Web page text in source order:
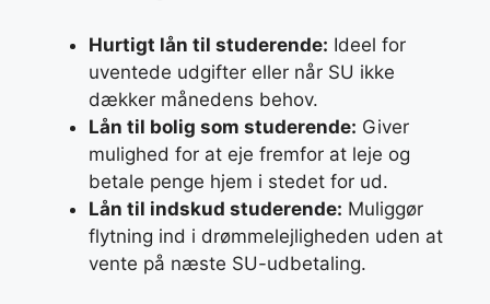
Hurtigt lån til studerende: Ideel for
uventede udgifter eller når SU ikke
dækker månedens behov.
Lån til bolig som studerende: Giver
mulighed for at eje fremfor at leje og
betale penge hjem i stedet for ud.
Lån til indskud studerende: Muliggør
flytning ind i drømmelejligheden uden at
vente på næste SU-udbetaling.